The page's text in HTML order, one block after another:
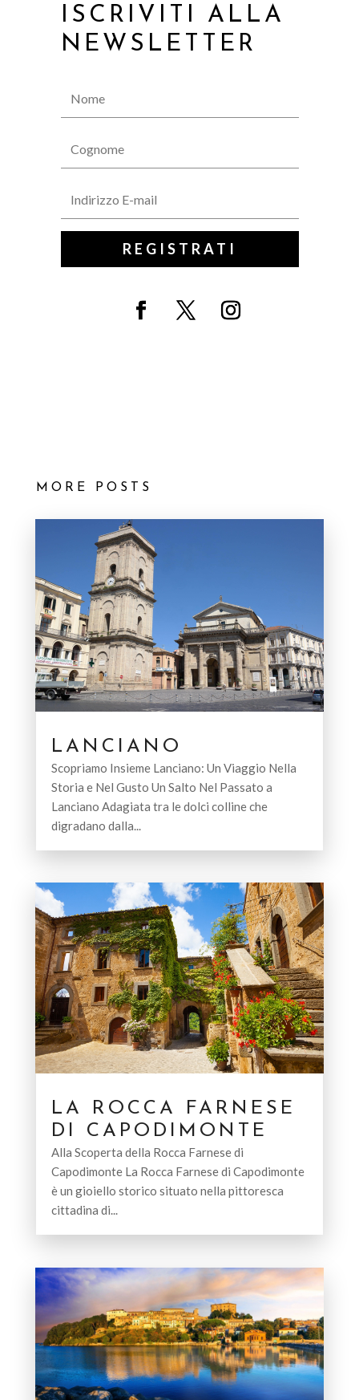
ISCRIVITI ALLA
NEWSLETTER
REGISTRATI
MORE POSTS
LANCIANO
Scopriamo Insieme Lanciano: Un Viaggio Nella
Storia e Nel Gusto Un Salto Nel Passato a
Lanciano Adagiata tra le dolci colline che
digradano dalla...
LA ROCCA FARNESE
DI CAPODIMONTE
Alla Scoperta della Rocca Farnese di
Capodimonte La Rocca Farnese di Capodimonte
è un gioiello storico situato nella pittoresca
cittadina di...